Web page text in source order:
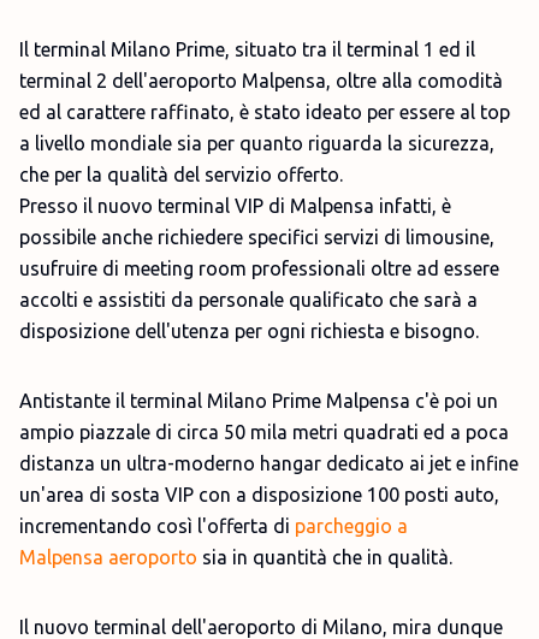
Il terminal Milano Prime, situato tra il terminal 1 ed il
terminal 2 dell'aeroporto Malpensa, oltre alla comodità
ed al carattere raffinato, è stato ideato per essere al top
a livello mondiale sia per quanto riguarda la sicurezza,
che per la qualità del servizio offerto.
Presso il nuovo terminal VIP di Malpensa infatti, è
possibile anche richiedere specifici servizi di limousine,
usufruire di meeting room professionali oltre ad essere
accolti e assistiti da personale qualificato che sarà a
disposizione dell'utenza per ogni richiesta e bisogno.
Antistante il terminal Milano Prime Malpensa c'è poi un
ampio piazzale di circa 50 mila metri quadrati ed a poca
distanza un ultra-moderno hangar dedicato ai jet e infine
un'area di sosta VIP con a disposizione 100 posti auto,
incrementando così l'offerta di parcheggio a
Malpensa aeroporto sia in quantità che in qualità.
Il nuovo terminal dell'aeroporto di Milano, mira dunque